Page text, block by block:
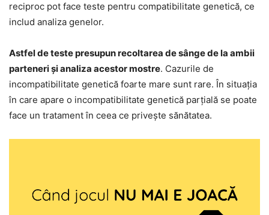
reciproc pot face teste pentru compatibilitate genetică, ce
includ analiza genelor.
Astfel de teste presupun recoltarea de sânge de la ambii
parteneri și analiza acestor mostre. Cazurile de
incompatibilitate genetică foarte mare sunt rare. În situația
în care apare o incompatibilitate genetică parțială se poate
face un tratament în ceea ce privește sănătatea.